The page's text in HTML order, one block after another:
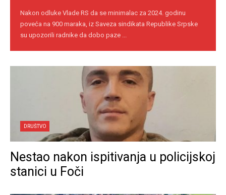
Nakon odluke Vlade RS da se minimalac za 2024. godinu
poveća na 900 maraka, iz Saveza sindikata Republike Srpske
su upozorili radnike da dobo paze ...
DRUŠTVO
Nestao nakon ispitivanja u policijskoj
stanici u Foči